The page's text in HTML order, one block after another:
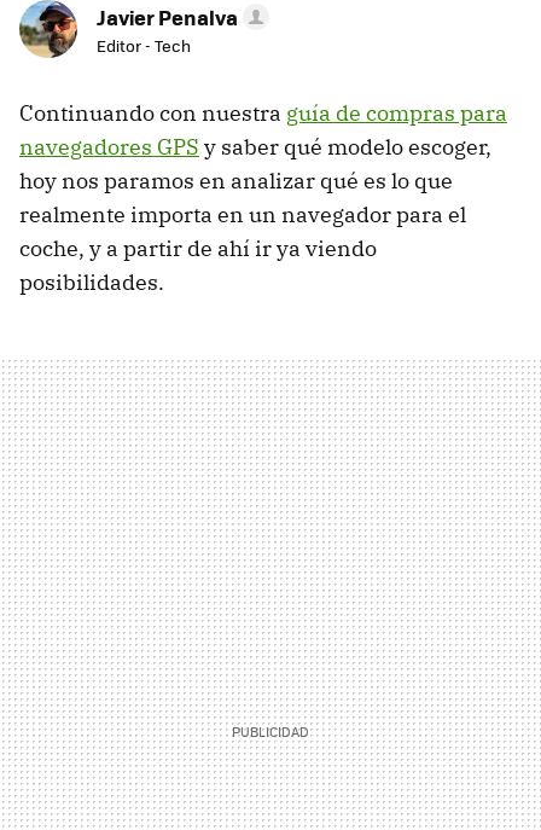
Javier Penalva
Editor - Tech
Continuando con nuestra guía de compras para
navegadores GPS y saber qué modelo escoger,
hoy nos paramos en analizar qué es lo que
realmente importa en un navegador para el
coche, y a partir de ahí ir ya viendo
posibilidades.